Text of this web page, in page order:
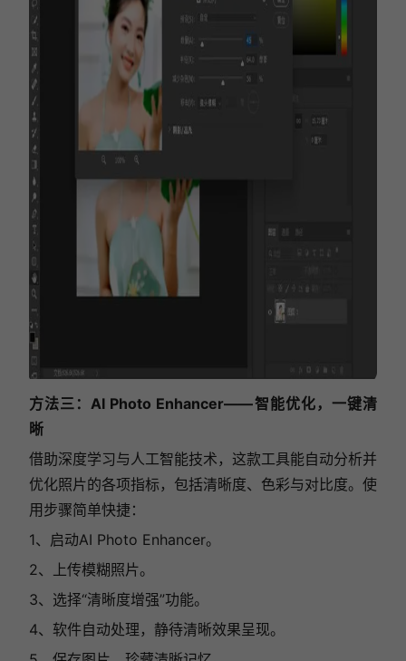
方法三：AI Photo Enhancer——智能优化，一键清
晰
借助深度学习与人工智能技术，这款工具能自动分析并
优化照片的各项指标，包括清晰度、色彩与对比度。使
用步骤简单快捷：
1、启动AI Photo Enhancer。
2、上传模糊照片。
3、选择“清晰度增强”功能。
4、软件自动处理，静待清晰效果呈现。